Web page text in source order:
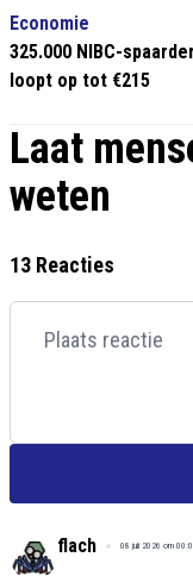
Economie
325.000 NIBC-
loopt op tot €215
Laat
weten
13 Reacties
flach 08 juli 2026 om